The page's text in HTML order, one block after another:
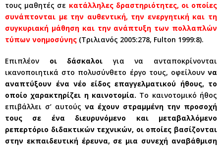
τους μαθητές σε κατάλληλες δραστηριότητες, οι οποίες
συνάπτονται με την αυθεντική, την ενεργητική και τη
συγκυριακή μάθηση και την ανάπτυξη των πολλαπλών
τύπων νοημοσύνης (Τριλιανός 2005:278, Fulton 1999:8).
Επιπλέον οι δάσκαλοι για να ανταποκρίνονται
ικανοποιητικά στο πολυσύνθετο έργο τους, οφείλουννα
αναπτύξουν ένα νέο είδος επαγγελματικού ήθους, το
οποίο χαρακτηρίζει η καινοτομία. Το καινοτομικό ήθος
επιβάλλει σ’ αυτούς να έχουν στραμμένη την προσοχή
τους σε ένα διευρυνόμενο και μεταβαλλόμενο
ρεπερτόριο διδακτικών τεχνικών, οι οποίες βασίζονται
στην εκπαιδευτική έρευνα, σε μια συνεχή αναβάθμιση